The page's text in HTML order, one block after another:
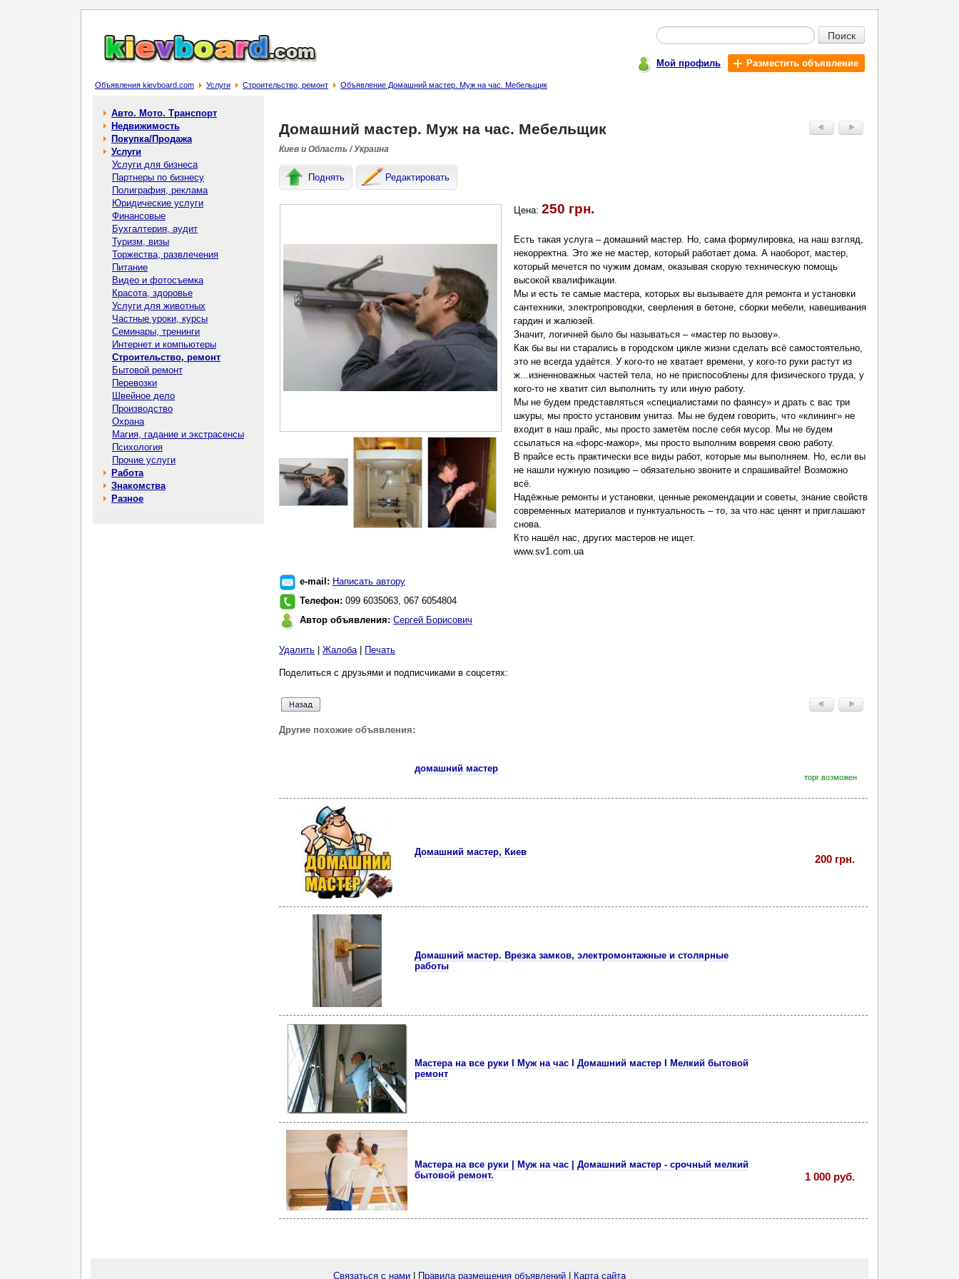
Поиск
Мой профиль Разместить объявление
Объявления kievboard.com Услуги Строительство, ремонт Объявление Домашний мастер. Муж на час. Мебельщик
Авто. Мото. Транспорт
Недвижимость
Покупка/Продажа
Услуги
Услуги для бизнеса
Партнеры по бизнесу
Полиграфия, реклама
Юридические услуги
Финансовые
Бухгалтерия, аудит
Туризм, визы
Торжества, развлечения
Питание
Видео и фотосъемка
Красота, здоровье
Услуги для животных
Частные уроки, курсы
Семинары, тренинги
Интернет и компьютеры
Строительство, ремонт
Бытовой ремонт
Перевозки
Швейное дело
Производство
Охрана
Магия, гадание и экстрасенсы
Психология
Прочие услуги
Работа
Знакомства
Разное
Домашний мастер. Муж на час. Мебельщик
Киев и Область / Украина
Поднять Редактировать
Цена: 250 грн.
Есть такая услуга – домашний мастер. Но, сама формулировка, на наш взгляд,
некорректна. Это же не мастер, который работает дома. А наоборот, мастер,
который мечется по чужим домам, оказывая скорую техническую помощь
высокой квалификации.
Мы и есть те самые мастера, которых вы вызываете для ремонта и установки
сантехники, электропроводки, сверления в бетоне, сборки мебели, навешивания
гардин и жалюзей.
Значит, логичней было бы называться – «мастер по вызову».
Как бы вы ни старались в городском цикле жизни сделать всё самостоятельно,
это не всегда удаётся. У кого-то не хватает времени, у кого-то руки растут из
ж...изненноважных частей тела, но не приспособлены для физического труда, у
кого-то не хватит сил выполнить ту или иную работу.
Мы не будем представляться «специалистами по фаянсу» и драть с вас три
шкуры, мы просто установим унитаз. Мы не будем говорить, что «клининг» не
входит в наш прайс, мы просто заметём после себя мусор. Мы не будем
ссылаться на «форс-мажор», мы просто выполним вовремя свою работу.
В прайсе есть практически все виды работ, которые мы выполняем. Но, если вы
не нашли нужную позицию – обязательно звоните и спрашивайте! Возможно
всё.
Надёжные ремонты и установки, ценные рекомендации и советы, знание свойств
современных материалов и пунктуальность – то, за что нас ценят и приглашают
снова.
Кто нашёл нас, других мастеров не ищет.
www.sv1.com.ua
e-mail: Написать автору
Телефон: 099 6035063, 067 6054804
Автор объявления: Сергей Борисович
Удалить Жалоба| Печать
Поделиться с друзьями и подписчиками в соцсетях:
Другие похожие объявления:
домашний мастер
торг возможен
Домашний мастер, Киев
200 грн.
Домашний мастер. Врезка замков, электромонтажные и столярные
работы
Мастера на все руки I Муж на час I Домашний мастер I Мелкий бытовой
ремонт
Мастера на все руки | Муж на час | Домашний мастер - срочный мелкий
бытовой ремонт.
1 000 руб.
Связаться с нами Правила размещения объявлений Карта сайта